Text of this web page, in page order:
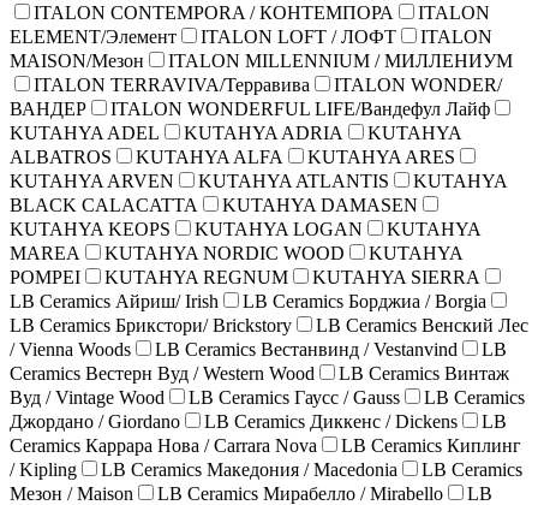
ITALON CONTEMPORA / КОНТЕМПОРА
ITALON
ELEMENT/Элемент
ITALON LOFT / ЛОФТ
ITALON
MAISON/Мезон
ITALON MILLENNIUM / МИЛЛЕНИУМ
ITALON TERRAVIVA/Терравива
ITALON WONDER/
ВАНДЕР
ITALON WONDERFUL LIFE/Вандефул Лайф
KUTAHYA ADEL
KUTAHYA ADRIA
KUTAHYA
ALBATROS
KUTAHYA ALFA
KUTAHYA ARES
KUTAHYA ARVEN
KUTAHYA ATLANTIS
KUTAHYA
BLACK CALACATTA
KUTAHYA DAMASEN
KUTAHYA KEOPS
KUTAHYA LOGAN
KUTAHYA
MAREA
KUTAHYA NORDIC WOOD
KUTAHYA
POMPEI
KUTAHYA REGNUM
KUTAHYA SIERRA
LB Ceramics Айриш/ Irish
LB Ceramics Борджиа / Borgia
LB Ceramics Брикстори/ Brickstory
LB Ceramics Венский Лес
/ Vienna Woods
LB Ceramics Вестанвинд / Vestanvind
LB
Ceramics Вестерн Вуд / Western Wood
LB Ceramics Винтаж
Вуд / Vintage Wood
LB Ceramics Гаусс / Gauss
LB Ceramics
Джордано / Giordano
LB Ceramics Диккенс / Dickens
LB
Ceramics Каррара Нова / Carrara Nova
LB Ceramics Киплинг
/ Kipling
LB Ceramics Македония / Macedonia
LB Ceramics
Мезон / Maison
LB Ceramics Мирабелло / Mirabello
LB